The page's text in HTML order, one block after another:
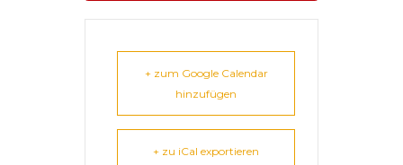
+ zum Google Calendar
hinzufügen
+ zu iCal exportieren